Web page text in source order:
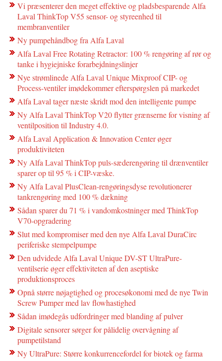
Vi præsenterer den meget effektive og pladsbesparende Alfa
Laval ThinkTop V55 sensor- og styreenhed til
membranventiler
Ny pumpehåndbog fra Alfa Laval
Alfa Laval Free Rotating Retractor: 100 % rengøring af rør og
tanke i hygiejniske forarbejdningslinjer
Nye strømlinede Alfa Laval Unique Mixproof CIP- og
Process-ventiler imødekommer efterspørgslen på markedet
Alfa Laval tager næste skridt mod den intelligente pumpe
Ny Alfa Laval ThinkTop V20 flytter grænserne for visning af
ventilposition til Industry 4.0.
Alfa Laval Application & Innovation Center øger
produktiviteten
Ny Alfa Laval ThinkTop puls-sæderengøring til drænventiler
sparer op til 95 % i CIP-væske.
Ny Alfa Laval PlusClean-rengøringsdyse revolutionerer
tankrengøring med 100 % dækning
Sådan sparer du 71 % i vandomkostninger med ThinkTop
V70-opgradering
Slut med kompromiser med den nye Alfa Laval DuraCirc
periferiske stempelpumpe
Den udvidede Alfa Laval Unique DV-ST UltraPure-
ventilserie øger effektiviteten af den aseptiske
produktionsproces
Opnå større nøjagtighed og procesøkonomi med de nye Twin
Screw Pumper med lav flowhastighed
Sådan imødegås udfordringer med blanding af pulver
Digitale sensorer sørger for pålidelig overvågning af
pumpetilstand
Ny UltraPure: Større konkurrencefordel for biotek og farma